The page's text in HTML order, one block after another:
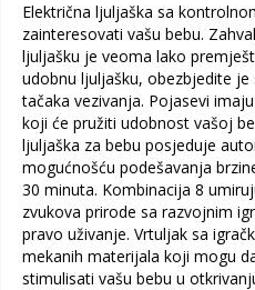
Električna ljuljaška sa
zainteresovati vašu bebu.
ljuljašku je veoma lako
udobnu ljuljašku, obezbjedite
tačaka vezivanja. Pojasevi
koji će pružiti udobnost vašoj
ljuljaška za bebu posjeduje
mogućnošću podešavanja
30 minuta. Kombinacija 8
zvukova prirode sa razvojnim
pravo uživanje. Vrtuljak sa
mekanih materijala koji mogu
stimulisati vašu bebu u